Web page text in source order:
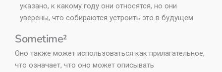
указано, к какому году они относятся, но они
уверены, что собираются устроить это в будущем.
Sometime²​​
Оно также может использоваться как прилагательное,
что означает, что оно может описывать